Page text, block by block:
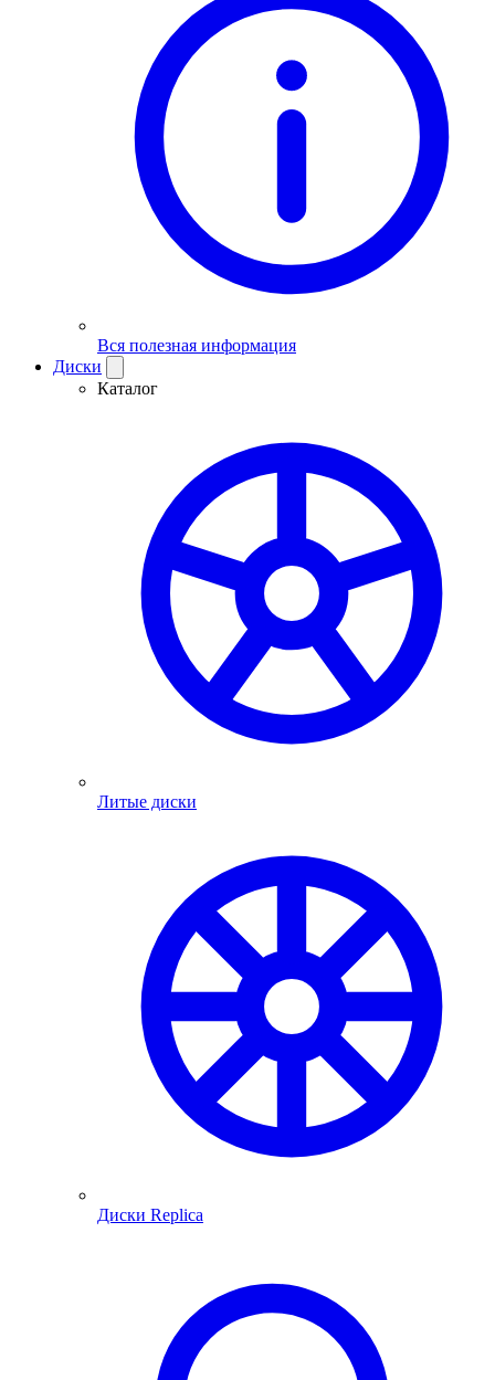
Вся полезная информация
Диски
Каталог
Литые диски
Диски Replica